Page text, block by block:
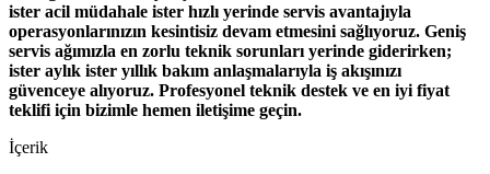
ister acil müdahale ister hızlı yerinde servis avantajıyla
operasyonlarınızın kesintisiz devam etmesini sağlıyoruz. Geniş
servis ağımızla en zorlu teknik sorunları yerinde giderirken;
ister aylık ister yıllık bakım anlaşmalarıyla iş akışınızı
güvenceye alıyoruz. Profesyonel teknik destek ve en iyi fiyat
teklifi için bizimle hemen iletişime geçin.
İçerik